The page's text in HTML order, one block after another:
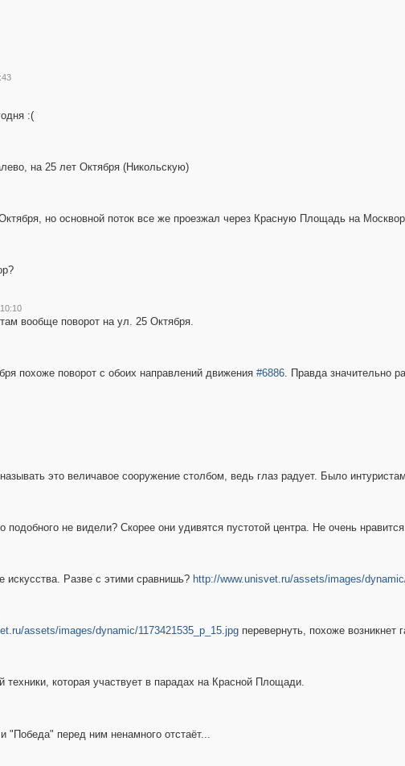
:(
на 25 лет Октября (Никольскую)
но основной поток все же проезжал через Красную Площадь на
вообще поворот на ул. 25 Октября.
похоже поворот с обоих направлений движения #6886. Правда значительно
это величавое сооружение столбом, ведь глаз радует. Было
подобного не видели? Скорее они удивятся пустотой центра. Не очень
Разве с этими сравнишь? http://www.unisvet.ru/assets/images/
assets/images/dynamic/1173421535_p_15.jpgперевернуть, похоже возникнет
техники, которая участвует в парадах на Красной Площади.
"Победа" перед ним ненамного отстаёт...